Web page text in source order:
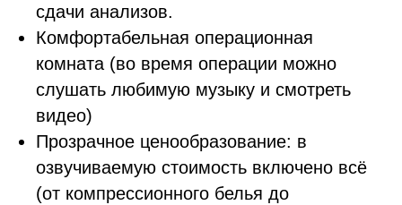
сдачи анализов.
Комфортабельная операционная
комната (во время операции можно
слушать любимую музыку и смотреть
видео)
Прозрачное ценообразование: в
озвучиваемую стоимость включено всё
(от компрессионного белья до